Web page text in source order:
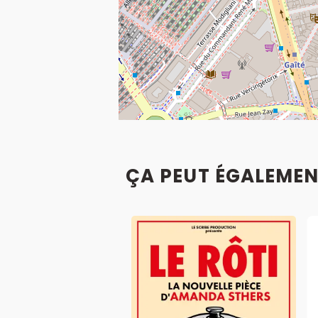
ÇA PEUT